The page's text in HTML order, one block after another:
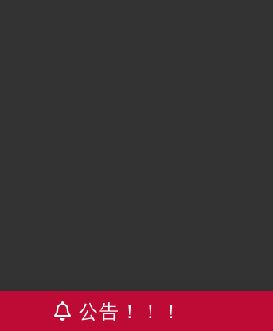
公告！！！